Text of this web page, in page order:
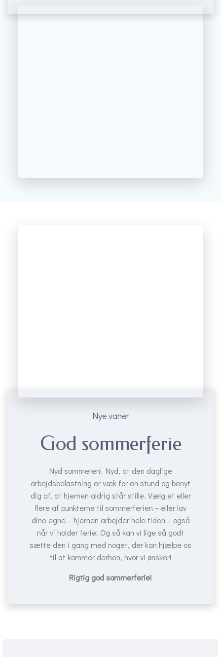
Nye vaner
God sommerferie
Nyd sommeren! Nyd, at den daglige
arbejdsbelastning er væk for en stund og benyt
dig af, at hjernen aldrig står stille. Vælg et eller
flere af punkterne til sommerferien – eller lav
dine egne – hjernen arbejder hele tiden – også
når vi holder ferie! Og så kan vi lige så godt
sætte den i gang med noget, der kan hjælpe os
til at kommer derhen, hvor vi ønsker!
Rigtig god sommerferie!